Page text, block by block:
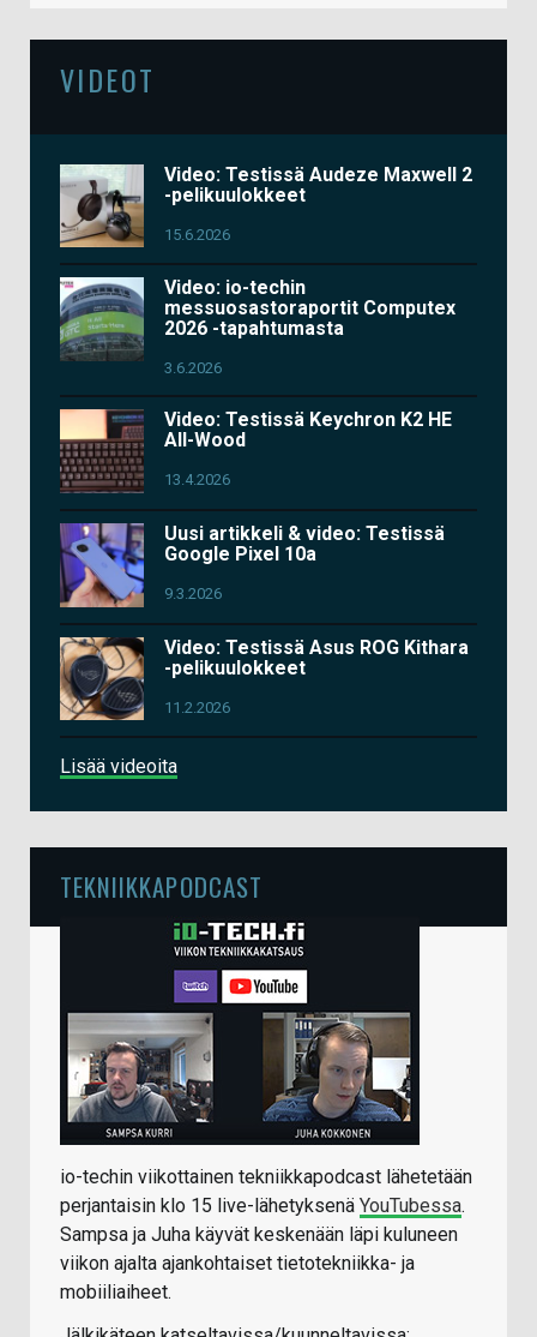
VIDEOT
Video: Testissä Audeze Maxwell 2
-pelikuulokkeet
15.6.2026
Video: io-techin
messuosastoraportit Computex
2026 -tapahtumasta
3.6.2026
Video: Testissä Keychron K2 HE
All-Wood
13.4.2026
Uusi artikkeli & video: Testissä
Google Pixel 10a
9.3.2026
Video: Testissä Asus ROG Kithara
-pelikuulokkeet
11.2.2026
Lisää videoita
TEKNIIKKAPODCAST
io-techin viikottainen tekniikkapodcast lähetetään
perjantaisin klo 15 live-lähetyksenä YouTubessa.
Sampsa ja Juha käyvät keskenään läpi kuluneen
viikon ajalta ajankohtaiset tietotekniikka- ja
mobiiliaiheet.